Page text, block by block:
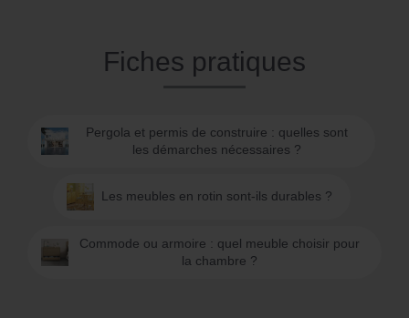
Fiches pratiques
Pergola et permis de construire : quelles sont
les démarches nécessaires ?
Les meubles en rotin sont-ils durables ?
Commode ou armoire : quel meuble choisir pour
la chambre ?